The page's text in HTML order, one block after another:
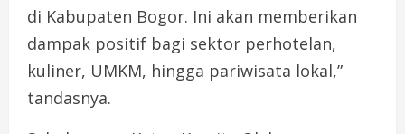
di Kabupaten Bogor. Ini akan memberikan
dampak positif bagi sektor perhotelan,
kuliner, UMKM, hingga pariwisata lokal,”
tandasnya.